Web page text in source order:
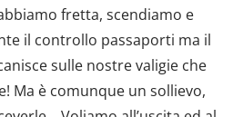
fretta, scendiamo e
il controllo passaporti ma il
sulle nostre valigie che
Ma è comunque un sollievo,